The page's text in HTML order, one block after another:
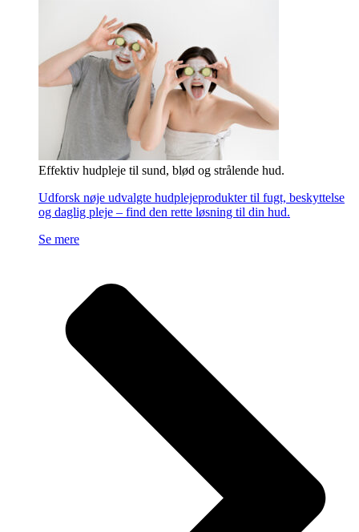
Effektiv hudpleje til sund, blød og strålende hud.
Udforsk nøje udvalgte hudplejeprodukter til fugt, beskyttelse
og daglig pleje – find den rette løsning til din hud.
Se mere